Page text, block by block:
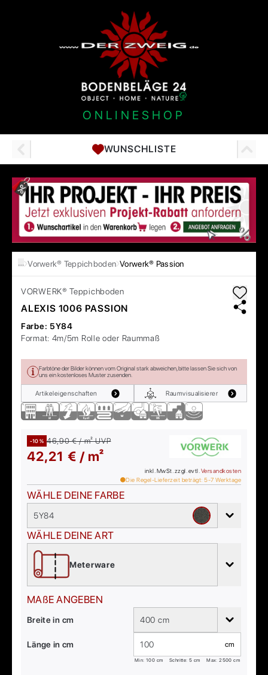
ONLINESHOP
WUNSCHLISTE
… Vorwerk® Teppichboden Vorwerk® Passion
VORWERK® Teppichboden
ALEXIS 1006 PASSION
Farbe: 5Y84
Format: 4m/5m Rolle oder Raummaß
Farbtöne der Bilder können vom Original stark abweichen, bitte lassen Sie sich von
uns ein kostenloses Muster zusenden.
Artikeleigenschaften Raumvisualisierer
-10 % 46,90 € / m²UVP
42,21 € / m²
inkl. MwSt. zzgl. evtl. Versandkosten
Die Regel-Lieferzeit beträgt: 5-7 Werktage
WÄHLE DEINE FARBE
5Y84
WÄHLE DEINE ART
Meterware
MAßE ANGEBEN
Breite in cm 400 cm
Länge in cm cm
Min: 100 cm Schritte: 5 cm Max:2500 cm